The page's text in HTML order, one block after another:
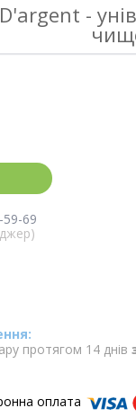
-
69
протягом 14 днів